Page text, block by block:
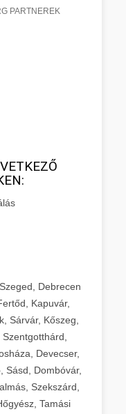
PARTNEREK
Debrecen
Kapuvár,
Sárvár, Kőszeg,
Devecser,
Sásd, Dombóvár,
Szekszárd,
Tamási